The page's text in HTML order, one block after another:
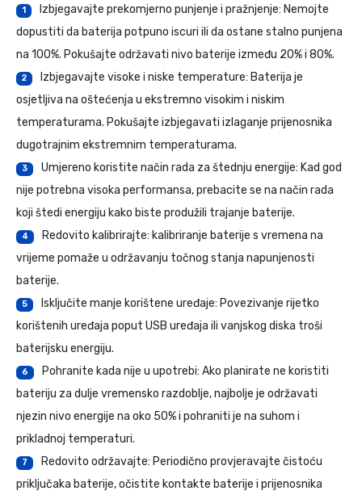
1
Izbjegavajte prekomjerno punjenje i pražnjenje: Nemojte
dopustiti da baterija potpuno iscuri ili da ostane stalno punjena
na 100%. Pokušajte održavati nivo baterije između 20% i 80%.
2
Izbjegavajte visoke i niske temperature: Baterija je
osjetljiva na oštećenja u ekstremno visokim i niskim
temperaturama. Pokušajte izbjegavati izlaganje prijenosnika
dugotrajnim ekstremnim temperaturama.
3
Umjereno koristite način rada za štednju energije: Kad god
nije potrebna visoka performansa, prebacite se na način rada
koji štedi energiju kako biste produžili trajanje baterije.
4
Redovito kalibrirajte: kalibriranje baterije s vremena na
vrijeme pomaže u održavanju točnog stanja napunjenosti
baterije.
5
Isključite manje korištene uređaje: Povezivanje rijetko
korištenih uređaja poput USB uređaja ili vanjskog diska troši
baterijsku energiju.
6
Pohranite kada nije u upotrebi: Ako planirate ne koristiti
bateriju za dulje vremensko razdoblje, najbolje je održavati
njezin nivo energije na oko 50% i pohraniti je na suhom i
prikladnoj temperaturi.
7
Redovito održavajte: Periodično provjeravajte čistoću
priključaka baterije, očistite kontakte baterije i prijenosnika